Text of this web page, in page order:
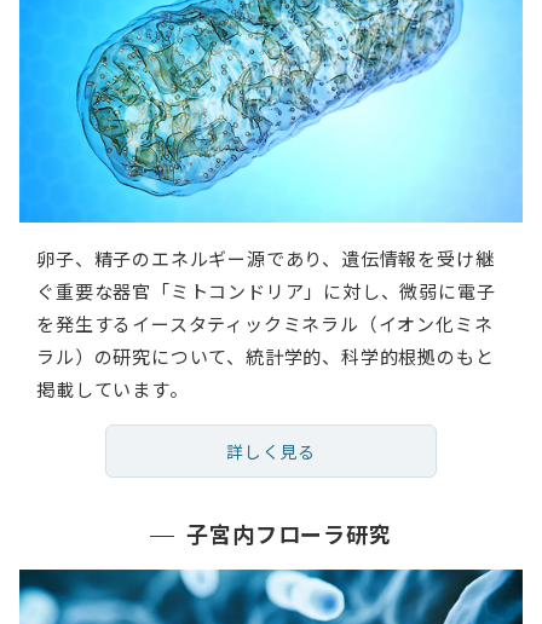
卵子、精子のエネルギー源であり、遺伝情報を受け継
ぐ重要な器官「ミトコンドリア」に対し、微弱に電子
を発生するイースタティックミネラル（イオン化ミネ
ラル）の研究について、統計学的、科学的根拠のもと
掲載しています。
詳しく見る
子宮内フローラ研究